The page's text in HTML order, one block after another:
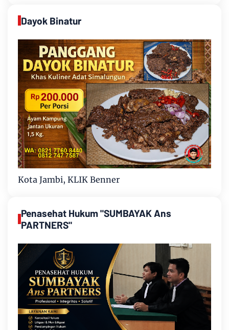
Dayok Binatur
Kota Jambi, KLIK Benner
Penasehat Hukum "SUMBAYAK Ans
PARTNERS"